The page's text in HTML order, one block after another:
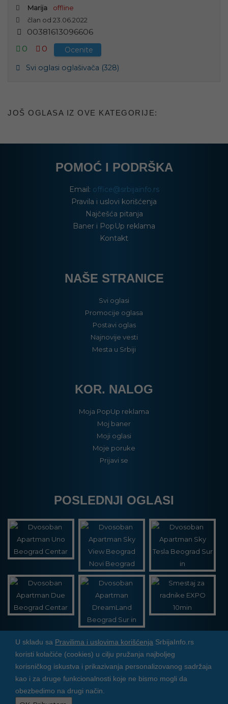
Marija
offline
član od 23.06.2022
00381613096606
0
0
Ocenite
Svi oglasi oglašivača (328)
JOŠ OGLASA IZ OVE KATEGORIJE:
POMOĆ I PODRŠKA
Email: office@srbijainfo.rs
Pravila i uslovi korišćenja
Najčešća pitanja
Baner i PopUp reklama
Kontakt
NAŠE STRANICE
Svi oglasi
Promocije oglasa
Postavi oglas
Najnovije vesti
Mesta u Srbiji
KOR. NALOG
Moja PopUp reklama
Moj baner
Moji oglasi
Moje poruke
Prijavi se
POSLEDNJI OGLASI
Srbija Info©2026. Sva prava zadržana. Pogledajte i
pozarevacinfo.rs
Izrada i održavanje sajtova
U skladu sa Pravilima i uslovima korišćenja SrbijaInfo.rs
koristi kolačiće (cookies) u cilju pružanja najboljeg
korisničkog iskustva i prikazivanja personalizovanog sadržaja
kao i za druge funkcionalnosti koje ne bismo mogli da
obezbedimo na drugi način.